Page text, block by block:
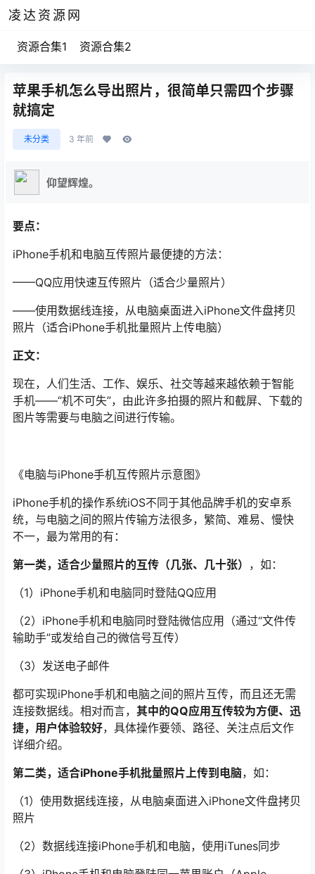
凌达资源网
资源合集1 资源合集2
苹果手机怎么导出照片，很简单只需四个步骤
就搞定
未分类 3 年前
仰望辉煌。
要点：
iPhone手机和电脑互传照片最便捷的方法：
——QQ应用快速互传照片（适合少量照片）
——使用数据线连接，从电脑桌面进入iPhone文件盘拷贝
照片（适合iPhone手机批量照片上传电脑）
正文：
现在，人们生活、工作、娱乐、社交等越来越依赖于智能
手机——“机不可失”，由此许多拍摄的照片和截屏、下载的
图片等需要与电脑之间进行传输。
《电脑与iPhone手机互传照片示意图》
iPhone手机的操作系统iOS不同于其他品牌手机的安卓系
统，与电脑之间的照片传输方法很多，繁简、难易、慢快
不一，最为常用的有：
第一类，适合少量照片的互传（几张、几十张） ，如：
（1）iPhone手机和电脑同时登陆QQ应用
（2）iPhone手机和电脑同时登陆微信应用（通过“文件传
输助手”或发给自己的微信号互传）
（3）发送电子邮件
都可实现iPhone手机和电脑之间的照片互传，而且还无需
连接数据线。相对而言， 其中的QQ应用互传较为方便、迅
捷，用户体验较好，具体操作要领、路径、关注点后文作
详细介绍。
第二类，适合iPhone手机批量照片上传到电脑，如：
（1）使用数据线连接，从电脑桌面进入iPhone文件盘拷贝
照片
（2）数据线连接iPhone手机和电脑，使用iTunes同步